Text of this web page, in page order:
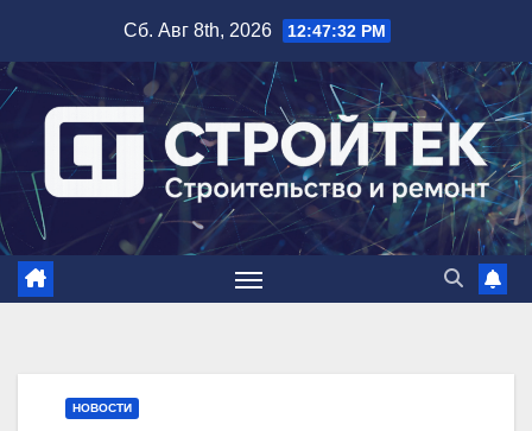
содержимому
Сб. Авг 8th, 2026 12:47:33 PM
НОВОСТИ